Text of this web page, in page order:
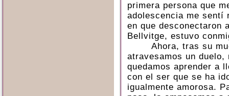
primera persona que
adolescencia me sentí
en que desconectaron
Bellvitge, estuvo
Ahora, tras su
atravesamos un
quedamos aprender a
con el ser que se ha
igualmente amorosa.